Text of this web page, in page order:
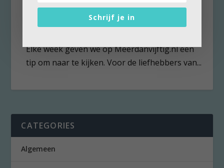
Hard Truths biedt eigen kijk
Elke week geven we op Meerdanvijftig.nl een
tip om naar te kijken. Voor de liefhebbers van...
CATEGORIES
Algemeen
Schrijf je in